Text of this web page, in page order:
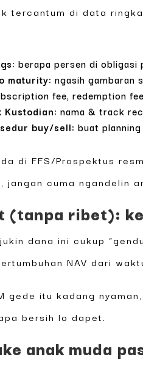
tercantum di data
berapa persen di
maturity: ngasih gambaran
fee, redemption
nama & track
buy/sell: buat
di FFS/Prospektus
cuma ngandelin
(tanpa ribet):
dana ini cukup
NAV dari
gede itu kadang
bersih lo dapet.
anak muda